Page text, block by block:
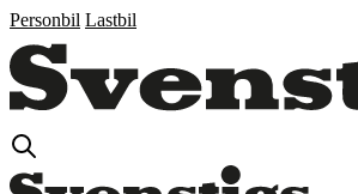
Personbil Lastbil